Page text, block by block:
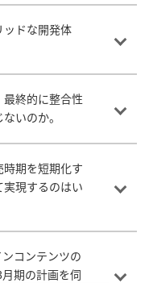
ッドな開発体
終的に整合性
いのか。
期を短期化す
現するのはい
コンテンツの
期の計画を伺